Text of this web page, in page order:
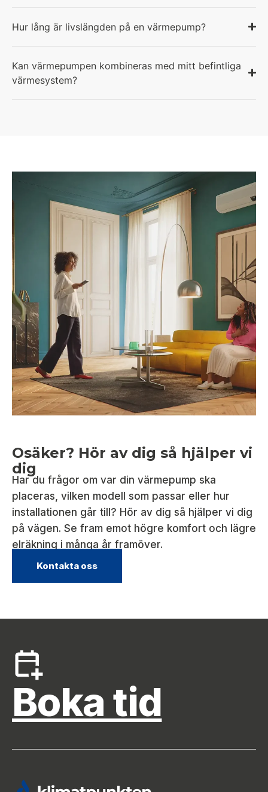
Hur lång är livslängden på en värmepump?
Kan värmepumpen kombineras med mitt befintliga
värmesystem?
Osäker? Hör av dig så hjälper vi
dig
Har du frågor om var din värmepump ska
placeras, vilken modell som passar eller hur
installationen går till? Hör av dig så hjälper vi dig
på vägen. Se fram emot högre komfort och lägre
elräkning i många år framöver.
Kontakta oss
Boka tid